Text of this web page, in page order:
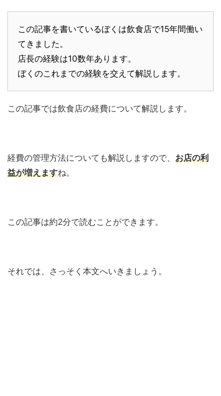
この記事を書いているぼくは飲食店で15年間働い
てきました。
店長の経験は10数年あります。
ぼくのこれまでの経験を交えて解説します。
この記事では飲食店の経費について解説します。
経費の管理方法についても解説しますので、 お店の利
益が増えますね。
この記事は約2分で読むことができます。
それでは、さっそく本文へいきましょう。